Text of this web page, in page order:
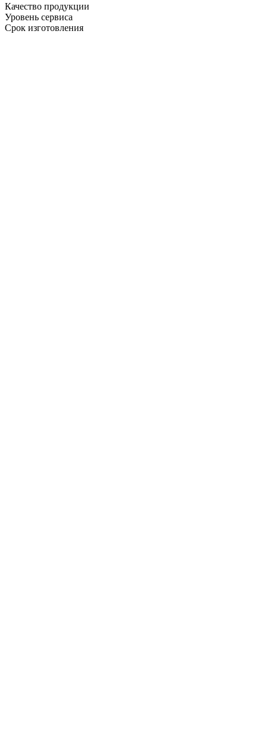
Качество продукции
Уровень сервиса
Срок изготовления